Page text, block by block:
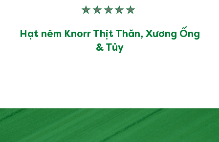
Hạt nêm Knorr Thịt Thăn, Xương Ống
& Tủy
Không
xếp
hạng
nào